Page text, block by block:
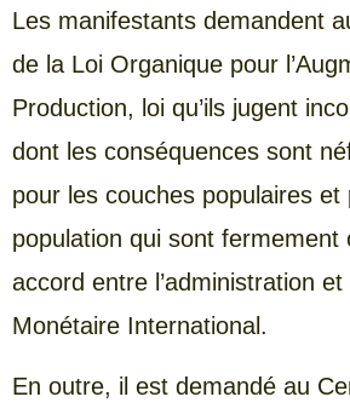
Les manifestants demandent
de la Loi Organique pour
Production, loi qu’ils jugent
dont les conséquences sont
pour les couches populaires et
population qui sont fermement
accord entre l’administration et
Monétaire International.
En outre, il est demandé au